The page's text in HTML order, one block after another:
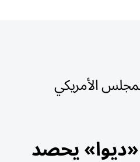
الأمريكي
يحصد